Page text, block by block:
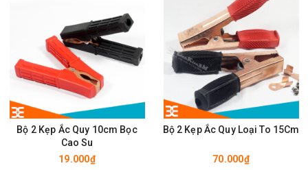
Bộ 2 Kẹp Ắc Quy 10cm Bọc
Cao Su
19.000₫
Bộ 2 Kẹp Ắc Quy Loại To 15Cm
70.000₫